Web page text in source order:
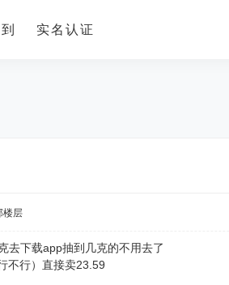
实名认证
楼层
去下载app抽到几克的不用去了
不行）直接卖23.59